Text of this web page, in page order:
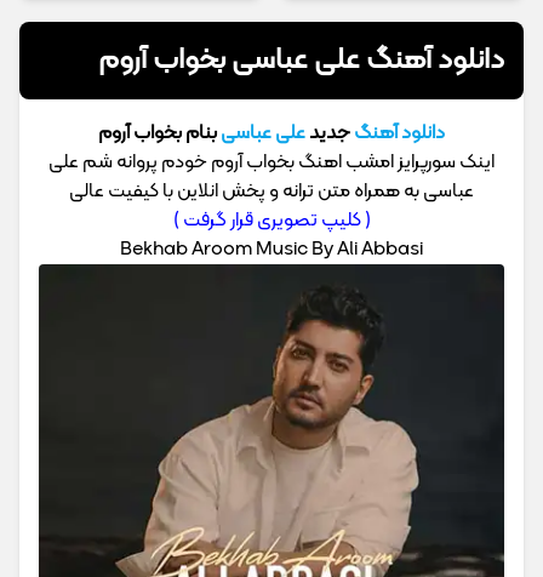
دانلود آهنگ علی عباسی بخواب آروم
دانلود آهنگجدیدعلی عباسیبنام بخواب آروم
اینک سورپرایز امشب اهنگ بخواب آروم خودم پروانه شم علی
عباسی به همراه متن ترانه و پخش انلاین با کیفیت عالی
( کلیپ تصویری قرار گرفت )
Bekhab Aroom Music By Ali Abbasi